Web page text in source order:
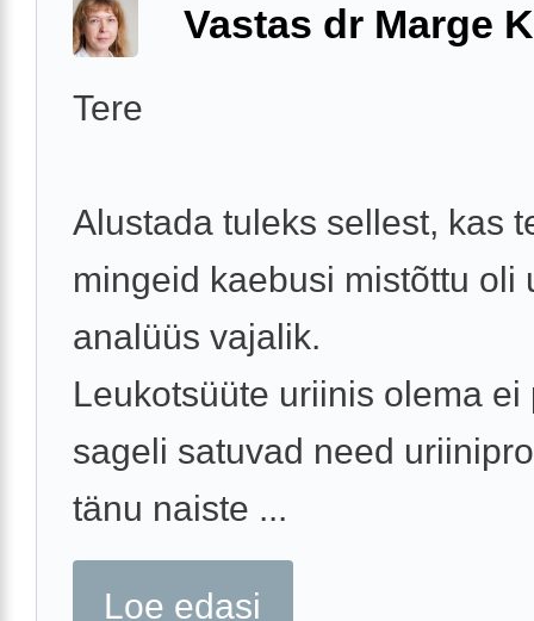
Vastas dr Marge
Tere
Alustada tuleks sellest, kas
mingeid kaebusi mistõttu oli
analüüs vajalik.
Leukotsüüte uriinis olema ei
sageli satuvad need
tänu naiste ...
Loe edasi